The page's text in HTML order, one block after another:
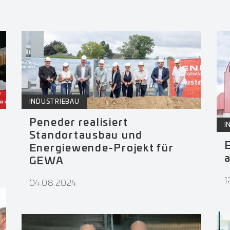
INDUSTRIEBAU
Peneder realisiert
Standortausbau und
Energiewende-Projekt für
GEWA
04.08.2024